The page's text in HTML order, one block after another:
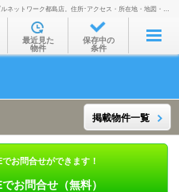
探す
線・駅から
勤通学時間から
件特集から
賃貸マンション･アパート探しなら株式会社オルイエ エイブルネットワーク都島店。住所･アクセス・所在地・地図・営業時間・定休日・電話番号などを掲載。
最近見た
物件
保存中の
条件
掲載物件一覧
お問合せができます！
お問合せ（無料）